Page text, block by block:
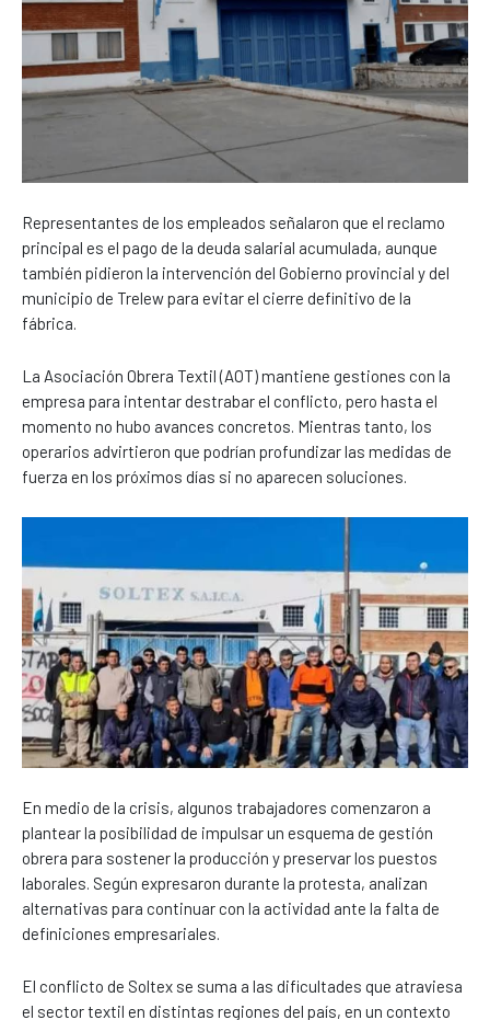
Representantes de los empleados señalaron que el reclamo
principal es el pago de la deuda salarial acumulada, aunque
también pidieron la intervención del Gobierno provincial y del
municipio de Trelew para evitar el cierre definitivo de la
fábrica.
La Asociación Obrera Textil (AOT) mantiene gestiones con la
empresa para intentar destrabar el conflicto, pero hasta el
momento no hubo avances concretos. Mientras tanto, los
operarios advirtieron que podrían profundizar las medidas de
fuerza en los próximos días si no aparecen soluciones.
En medio de la crisis, algunos trabajadores comenzaron a
plantear la posibilidad de impulsar un esquema de gestión
obrera para sostener la producción y preservar los puestos
laborales. Según expresaron durante la protesta, analizan
alternativas para continuar con la actividad ante la falta de
definiciones empresariales.
El conflicto de Soltex se suma a las dificultades que atraviesa
el sector textil en distintas regiones del país, en un contexto